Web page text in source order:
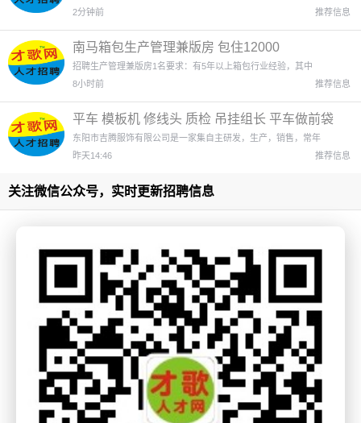
2分钟前
推荐信息
南马箱包生产管理兼版房 包住12000
招聘生产管理兼版房1名要求：有5年以上箱包行业经验，其中
8小时前
推荐信息
平车 模板机 修线头 质检 吊挂组长 平车做前袋
平车卷脚口 机动工
东阳市吉腾服饰有限公司是一家集自主研发，生产，销售，常年
昨天14:46
推荐信息
关注微信公众号，实时更新招聘信息